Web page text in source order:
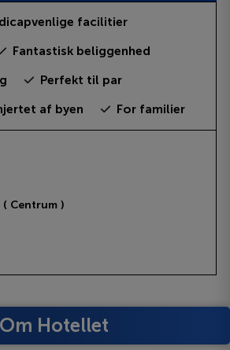
facilitier
Fantastisk beliggenhed
Perfekt til par
af byen For familier
Centrum )
Om Hotellet